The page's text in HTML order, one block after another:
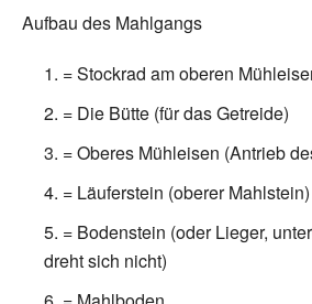
Aufbau des Mahlgangs
= Stockrad am oberen
= Die Bütte (für das Getreide)
= Oberes Mühleisen (Antrieb
= Läuferstein (oberer Mahlstein)
= Bodenstein (oder Lieger,
dreht sich nicht)